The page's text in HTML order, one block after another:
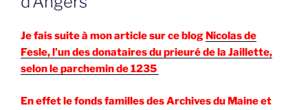
Je fais suite à mon article sur ce blog Nicolas de
Fesle, l’un des donataires du prieuré de la Jaillette,
selon le parchemin de 1235
En effet le fonds familles des Archives du Maine et